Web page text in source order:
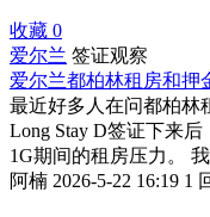
收藏 0
爱尔兰 签证观察
爱尔兰都柏林租房和押
最近好多人在问都柏林
Long Stay D签证下来
1G期间的租房压力。
阿楠 2026-5-22 16:19 1